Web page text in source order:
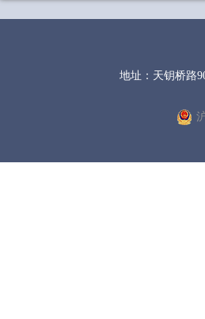
地址：天钥桥路